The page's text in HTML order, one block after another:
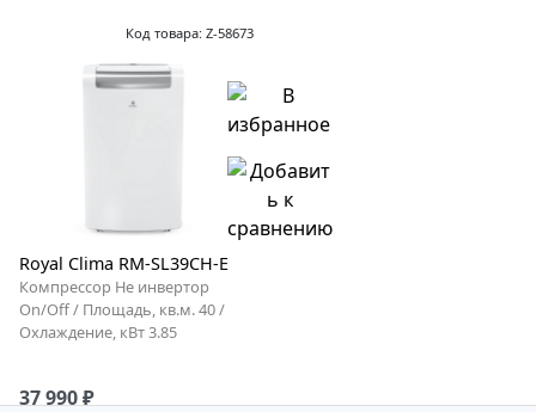
Код товара: Z-58673
Royal Clima RM-SL39CH-E
Компрессор Не инвертор
On/Off / Площадь, кв.м. 40 /
Охлаждение, кВт 3.85
37 990 ₽